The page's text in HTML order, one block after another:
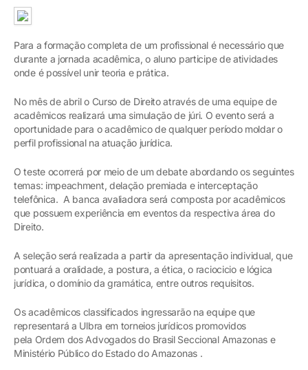
Para a formação completa de um profissional é necessário que
durante a jornada acadêmica, o aluno participe de atividades
onde é possível unir teoria e prática.
No mês de abril o Curso de Direito através de uma equipe de
acadêmicos realizará uma simulação de júri. O evento será a
oportunidade para o acadêmico de qualquer período moldar o
perfil profissional na atuação jurídica.
O teste ocorrerá por meio de um debate abordando os seguintes
temas: impeachment, delação premiada e interceptação
telefônica. A banca avaliadora será composta por acadêmicos
que possuem experiência em eventos da respectiva área do
Direito.
A seleção será realizada a partir da apresentação individual, que
pontuará a oralidade, a postura, a ética, o raciocicio e lógica
jurídica, o domínio da gramática, entre outros requisitos.
Os acadêmicos classificados ingressarão na equipe que
representará a Ulbra em torneios jurídicos promovidos
pela Ordem dos Advogados do Brasil Seccional Amazonas e
Ministério Público do Estado do Amazonas .